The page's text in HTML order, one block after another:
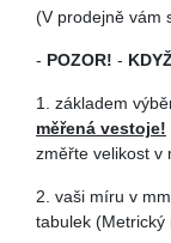
(V prodejně vám
- POZOR! -
1. základem
měřená vestoje!
změřte velikost v
2. vaši míru v
tabulek (Metrický